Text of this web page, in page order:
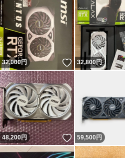
32,000円 いいね！
32,800円
48,200円 いいね！
59,500 円